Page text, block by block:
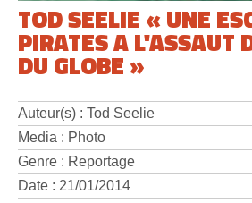
TOD SEELIE « UNE
PIRATES A L'ASSAUT
DU GLOBE »
Auteur(s) : Tod Seelie
Media : Photo
Genre : Reportage
Date : 21/01/2014